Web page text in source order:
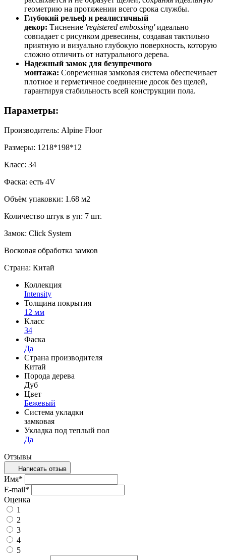
геометрию на протяжении всего срока службы.
Глубокий рельеф и реалистичный
декор: Тиснение 'registered embossing' идеально
совпадает с рисунком древесины, создавая тактильно
приятную и визуально глубокую поверхность, которую
сложно отличить от натурального дерева.
Надежный замок для безупречного
монтажа: Современная замковая система обеспечивает
плотное и герметичное соединение досок без щелей,
гарантируя стабильность всей конструкции пола.
Параметры:
Производитель: Alpine Floor
Размеры: 1218*198*12
Класс: 34
Фаска: есть 4V
Объём упаковки: 1.68 м2
Количество штук в уп: 7 шт.
Замок: Click System
Восковая обработка замков
Страна: Китай
Коллекция
Intensity
Толщина покрытия
12 мм
Класс
34
Фаска
Да
Страна производителя
Китай
Порода дерева
Дуб
Цвет
Бежевый
Система укладки
замковая
Укладка под теплый пол
Да
Отзывы
Написать отзыв
Имя*
E-mail*
Оценка
1
2
3
4
5